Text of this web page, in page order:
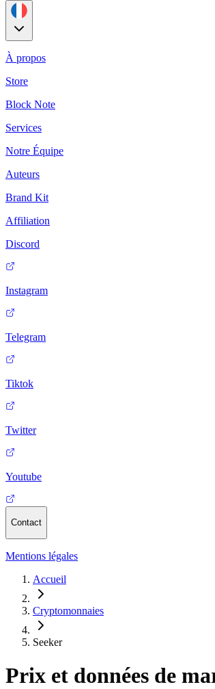
À propos
Store
Block Note
Services
Notre Équipe
Auteurs
Brand Kit
Affiliation
Discord
Instagram
Telegram
Tiktok
Twitter
Youtube
Contact
Mentions légales
Accueil
Cryptomonnaies
Seeker
Prix et données de